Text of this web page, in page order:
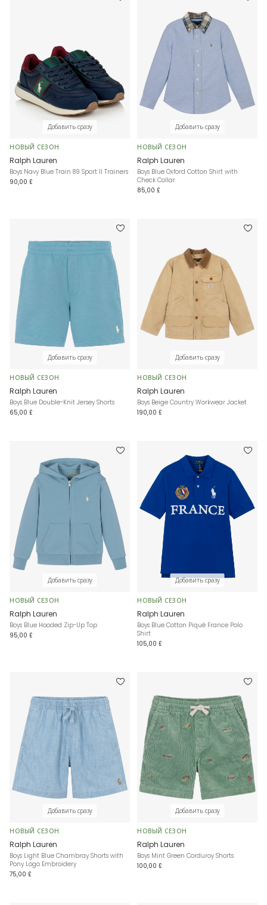
Добавить сразу
НОВЫЙ СЕЗОН
Ralph Lauren
Boys Navy Blue Train 89 Sport II Trainers
90,00 £
Добавить сразу
НОВЫЙ СЕЗОН
Ralph Lauren
Boys Blue Oxford Cotton Shirt with
Check Collar
85,00 £
Добавить сразу
НОВЫЙ СЕЗОН
Ralph Lauren
Boys Blue Double-Knit Jersey Shorts
65,00 £
Добавить сразу
НОВЫЙ СЕЗОН
Ralph Lauren
Boys Beige Country Workwear Jacket
190,00 £
Добавить сразу
НОВЫЙ СЕЗОН
Ralph Lauren
Boys Blue Hooded Zip-Up Top
95,00 £
Добавить сразу
НОВЫЙ СЕЗОН
Ralph Lauren
Boys Blue Cotton Piqué France Polo
Shirt
105,00 £
Добавить сразу
НОВЫЙ СЕЗОН
Ralph Lauren
Boys Light Blue Chambray Shorts with
Pony Logo Embroidery
75,00 £
Добавить сразу
НОВЫЙ СЕЗОН
Ralph Lauren
Boys Mint Green Corduroy Shorts
100,00 £